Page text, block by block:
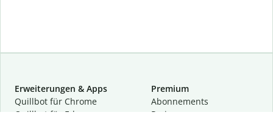
Erweiterungen & Apps
Quillbot für Chrome
Quillbot für Edge
Premium
Abon­ne­ments
Preise